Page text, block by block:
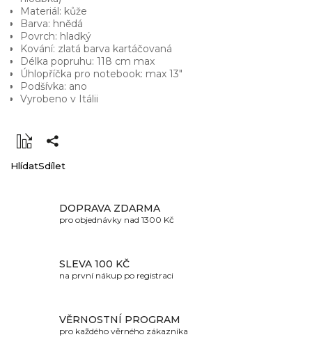
Materiál: kůže
Barva: hnědá
Povrch: hladký
Kování: zlatá barva kartáčovaná
Délka popruhu: 118 cm max
Úhlopříčka pro notebook: max 13"
Podšívka: ano
Vyrobeno v Itálii
HlídatSdílet
DOPRAVA ZDARMA
pro objednávky nad 1300 Kč
SLEVA 100 KČ
na první nákup po registraci
VĚRNOSTNÍ PROGRAM
pro každého věrného zákazníka